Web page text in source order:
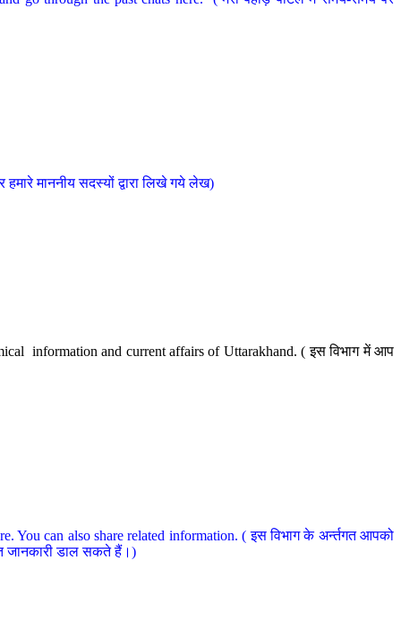
माननीय सदस्यों द्वारा लिखे गये लेख)
information and current affairs of Uttarakhand. ( इस विभाग में आप
You can also share related information. ( इस विभाग के अर्न्तगत आपको
जानकारी डाल सकते हैं।)